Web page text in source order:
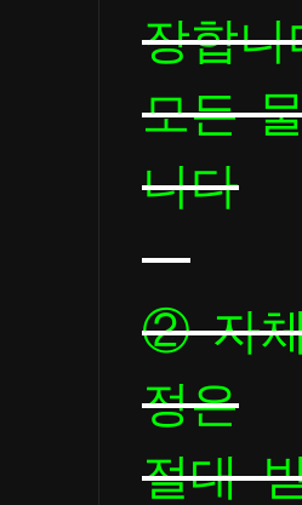
장합니
모든
니다
② 자
정은
절대